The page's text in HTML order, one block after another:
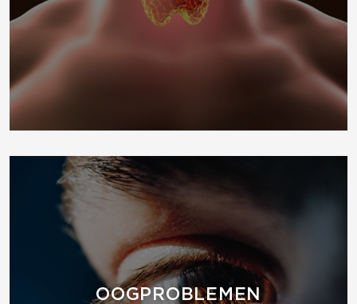
OOGPROBLEMEN